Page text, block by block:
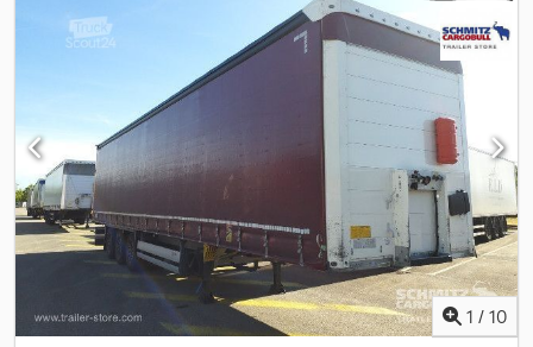
, suspension:air, dimension des
pneus:385/65 R22,5 , Année de construction: 2018, Équipement:
, Poids à vide: 7204kg, Poids total admissible: 38000kg, Espace
de charge (L L H): 13.620 mm x 2.480 mm x 2.700 mmLa taille du
pneu: 385/65 R22.5, Volume espace de charge: 91 m³, 1er essieu: ,
2ème essieu: , 3ème essieu: , Suspension pneumatique, Dispositif
anti- encastrement, Essieu relevable avant et arrière, Système de
freinage électronique EBS, Fiche de raccordement 1x15 et 2x7
broches, Anti-spray, Vous trouverez un aperçu de tous nos
véhicules disponibles sur notre site web . Besoin d’un
financement ? Nous proposons des financements individualisés,
ainsi que du full-service ou un service télématique.Nous serons
heureux de vous conseiller personnellement. Dcodozriipspfx
Acwek
1 / 10